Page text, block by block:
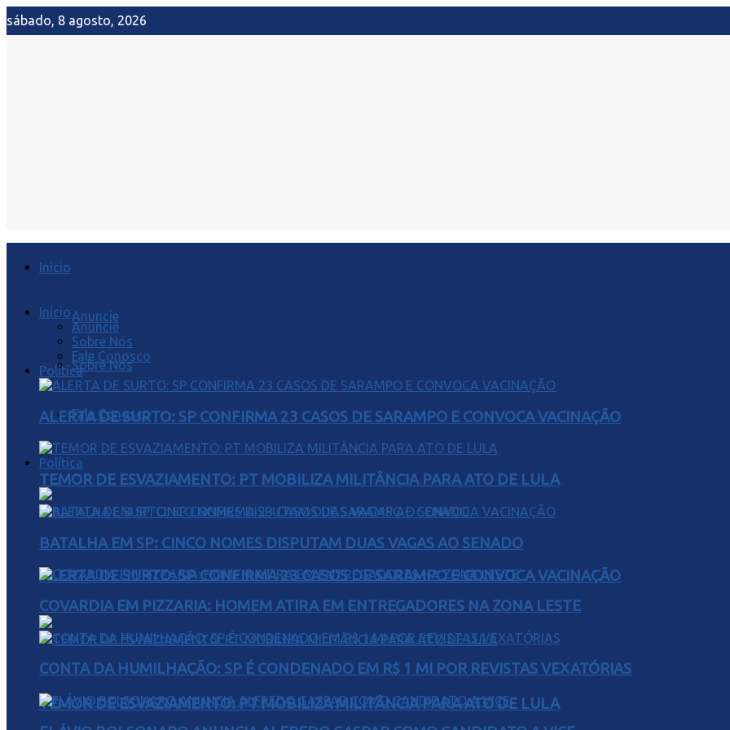
sábado, 8 agosto, 2026
Início
Anuncie
Sobre Nós
Fale Conosco
Política
ALERTA DE SURTO: SP CONFIRMA 23 CASOS DE SARAMPO E CONVOCA VACINAÇÃO
TEMOR DE ESVAZIAMENTO: PT MOBILIZA MILITÂNCIA PARA ATO DE LULA
Início
Anuncie
Sobre Nós
Fale Conosco
Política
ALERTA DE SURTO: SP CONFIRMA 23 CASOS DE SARAMPO E CONVOCA VACINAÇÃO
TEMOR DE ESVAZIAMENTO: PT MOBILIZA MILITÂNCIA PARA ATO DE LULA
BATALHA EM SP: CINCO NOMES DISPUTAM DUAS VAGAS AO SENADO
COVARDIA EM PIZZARIA: HOMEM ATIRA EM ENTREGADORES NA ZONA LESTE
CONTA DA HUMILHAÇÃO: SP É CONDENADO EM R$ 1 MI POR REVISTAS VEXATÓRIAS